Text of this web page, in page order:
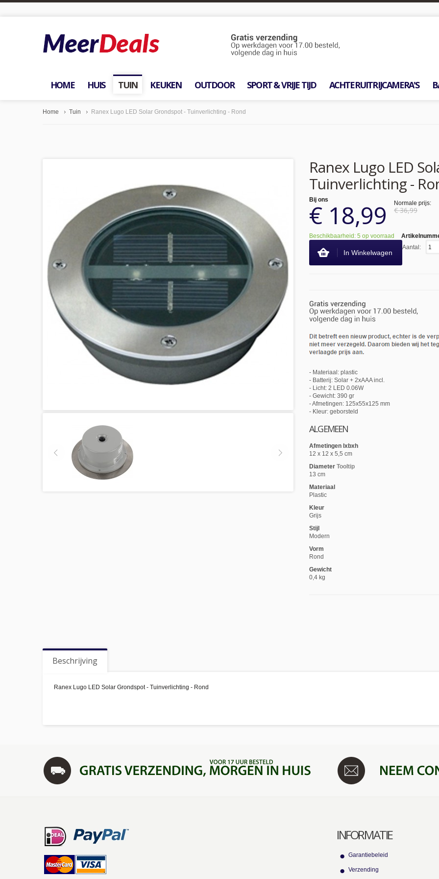
HOME HUIS TUIN KEUKEN OUTDOOR SPORT & VRIJE TIJD ACHTERUITRIJCAMERA'S
Home Tuin Ranex Lugo LED Solar Grondspot - Tuinverlichting - Rond
Ranex Lugo LED
Tuinverlichting -
Normale prijs:
€ 36,99
Bij ons
€ 18,99
Beschikbaarheid: 5 op voorraad
In Winkelwagen
Aantal:
- Materiaal: plastic
- Batterij: Solar + 2xAAA incl.
- Licht: 2 LED 0.06W
- Gewicht: 390 gr
- Afmetingen: 125x55x125 mm
- Kleur: geborsteld
ALGEMEEN
Afmetingen lxbxh
12 x 12 x 5,5 cm
Diameter Tooltip
13 cm
Materiaal
Plastic
Kleur
Grijs
Stijl
Modern
Vorm
Rond
Gewicht
0,4 kg
Beschrijving
Ranex Lugo LED Solar Grondspot - Tuinverlichting - Rond
INFORMATIE
Garantiebeleid
Verzending